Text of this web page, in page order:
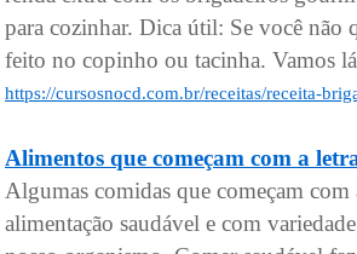
para cozinhar. Dica útil: Se você não
feito no copinho ou tacinha. Vamos
https://cursosnocd.com.br/receitas/receita-
Alimentos que começam com a
Algumas comidas que começam
alimentação saudável e com